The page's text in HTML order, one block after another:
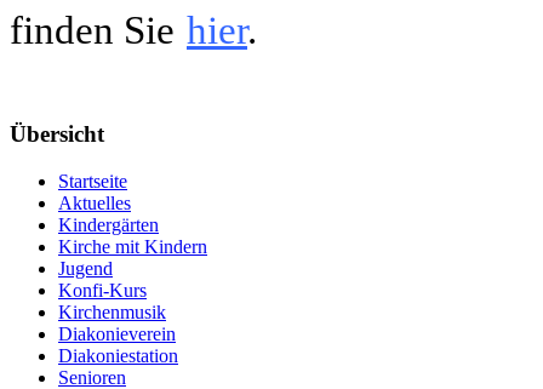
finden Sie hier.
Übersicht
Startseite
Aktuelles
Kindergärten
Kirche mit Kindern
Jugend
Konfi-Kurs
Kirchenmusik
Diakonieverein
Diakoniestation
Senioren